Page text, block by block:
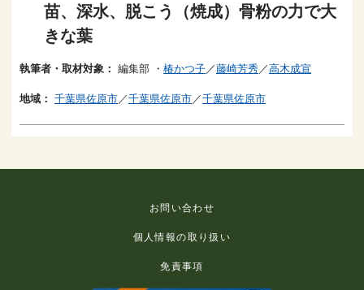
苗、深水、脱こう（焼成）骨粉の力で大
きな葉
執筆者・取材対象： 編集部 ・ 椿かつ子 ／藤崎芳秀 ／高木成宣
地域： 千葉県佐原市 ／千葉県佐原市 ／千葉県佐原市
お問い合わせ
個人情報の取り扱い
免責事項